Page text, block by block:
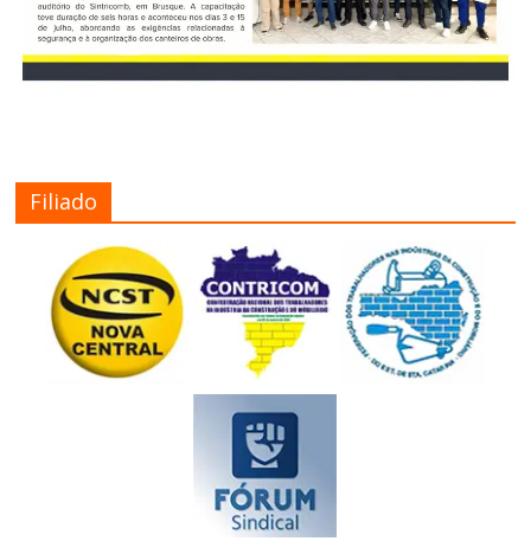
Filiado